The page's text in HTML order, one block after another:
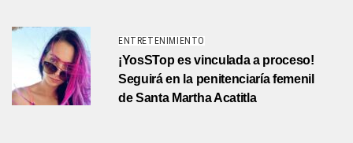
ENTRETENIMIENTO
¡YosSTop es vinculada a proceso!
Seguirá en la penitenciaría femenil
de Santa Martha Acatitla